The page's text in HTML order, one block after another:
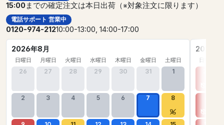
15:00までの確定注文は本日出荷（※対象注文に限ります）
電話サポート 営業中
0120-974-21210:00-13:00, 14:00-17:00
2026年8月
日曜日 月曜日 火曜日 水曜日 木曜日 金曜日 土曜日
26 27 28 29 30 31 1
2 3 4 5 6 7 8
2026年
日曜日